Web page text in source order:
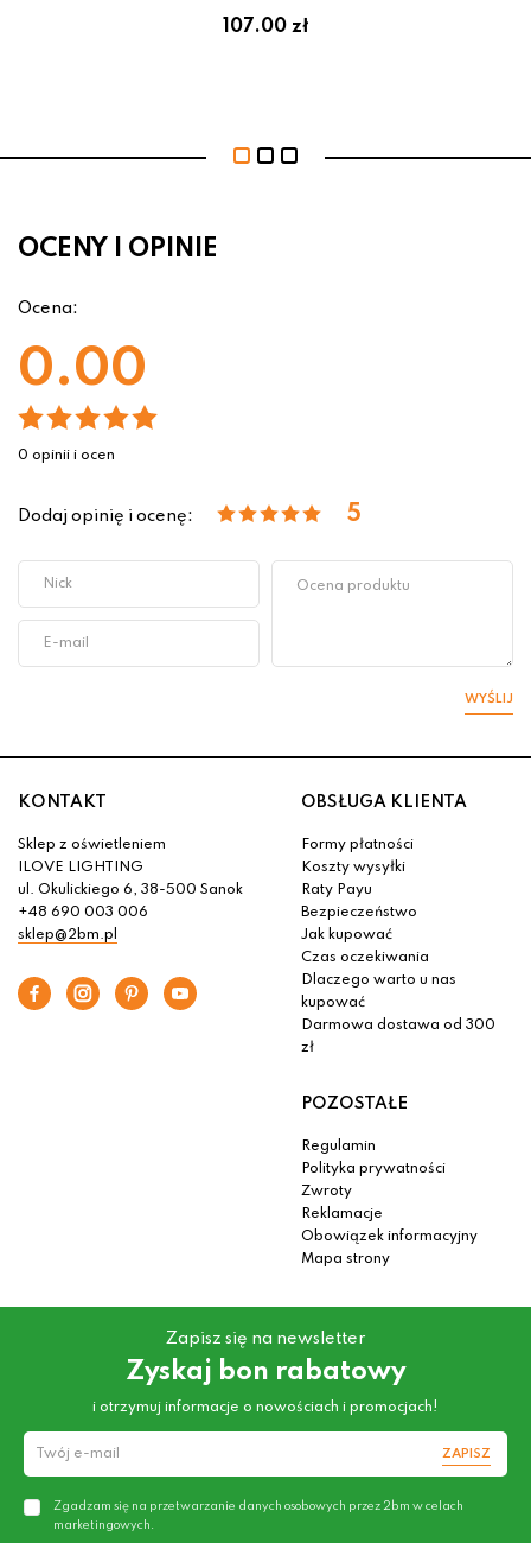
107.00 zł
OCENY I OPINIE
Ocena:
0.00
0 opinii i ocen
Dodaj opinię i ocenę: 5
WYŚLIJ
KONTAKT
Sklep z oświetleniem
ILOVE LIGHTING
ul. Okulickiego 6, 38-500 Sanok
+48 690 003 006
sklep@2bm.pl
OBSŁUGA KLIENTA
Formy płatności
Koszty wysyłki
Raty Payu
Bezpieczeństwo
Jak kupować
Czas oczekiwania
Dlaczego warto u nas
kupować
Darmowa dostawa od 300
zł
POZOSTAŁE
Regulamin
Polityka prywatności
Zwroty
Reklamacje
Obowiązek informacyjny
Mapa strony
Zapisz się na newsletter
Zyskaj bon rabatowy
i otrzymuj informacje o nowościach i promocjach!
ZAPISZ
Zgadzam się na przetwarzanie danych osobowych przez 2bm w celach
marketingowych.